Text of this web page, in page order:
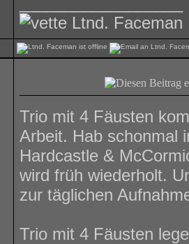
Ltnd. Faceman
Trio mit 4 Fäusten
Arbeit. Hab schonmal
Hardcastle &
wird früh wiederholt.
zur täglichen
Trio mit 4 Fäusten